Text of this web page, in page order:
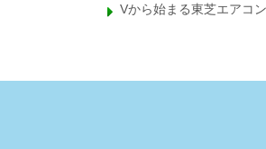
Vから始まる東芝エアコ